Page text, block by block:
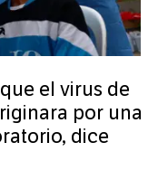
el virus de
por una
dice